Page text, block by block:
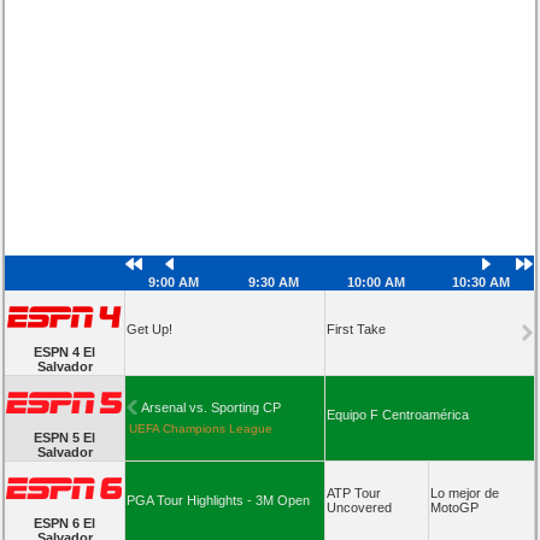
9:00 AM 9:30 AM 10:00 AM 10:30 AM
ESPN 4 El
Salvador
Get Up! First Take
ESPN 5 El
Salvador
Arsenal vs. Sporting CP
UEFA Champions League
Equipo F Centroamérica
ESPN 6 El
Salvador
PGA Tour Highlights - 3M Open
ATP Tour
Uncovered
Lo mejor de
MotoGP